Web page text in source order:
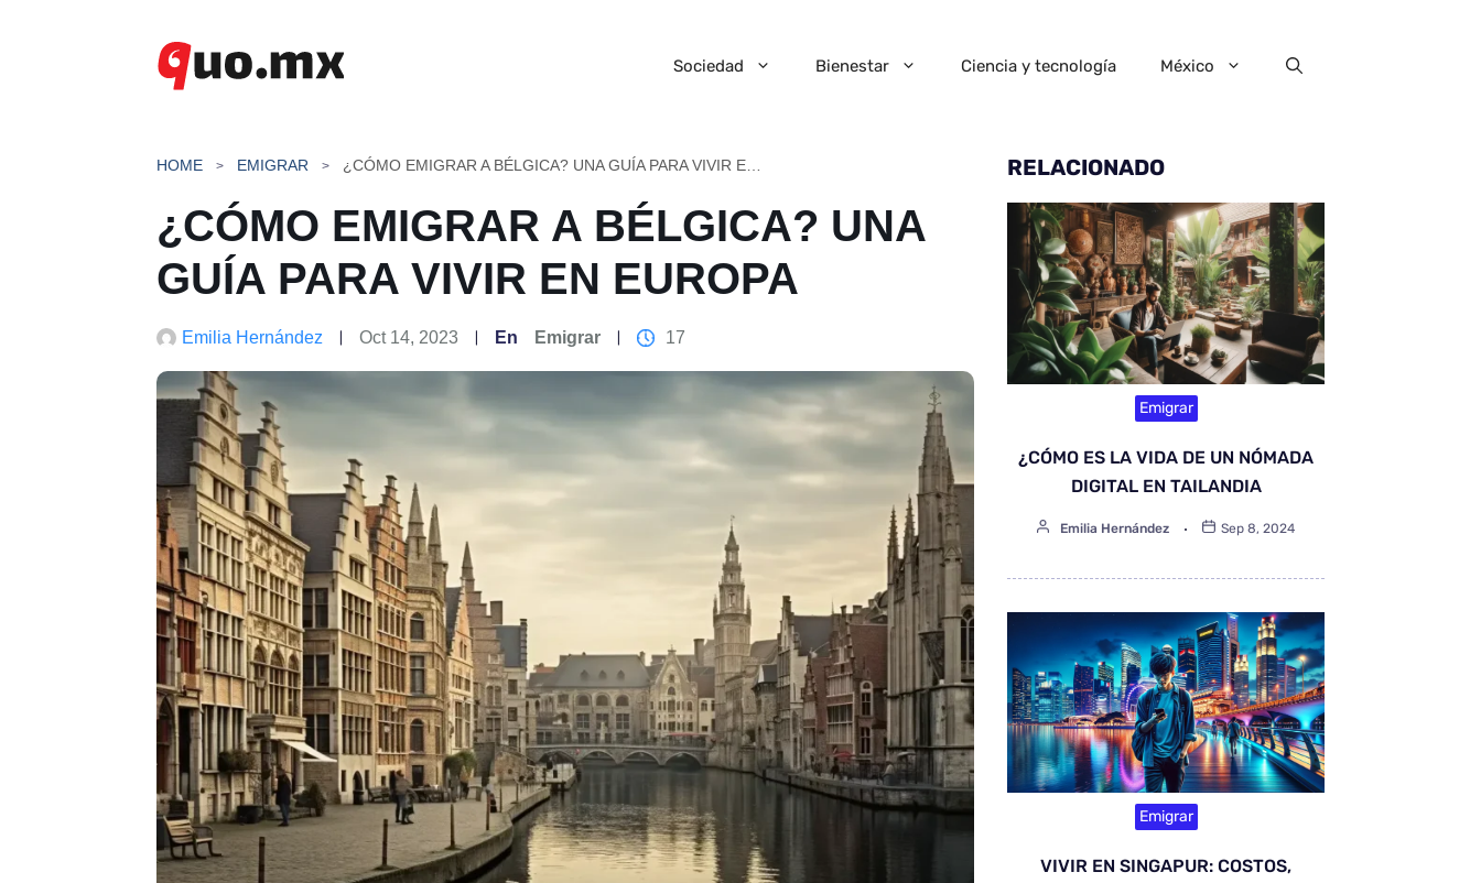
Sociedad Bienestar Ciencia y tecnología México
HOME EMIGRAR
¿CÓMO EMIGRAR A BÉLGICA? UNA
GUÍA PARA VIVIR EN EUROPA
Emilia Hernández Oct 14, 2023 En Emigrar 17
RELACIONADO
Emigrar
¿CÓMO ES LA VIDA DE UN NÓMADA
DIGITAL EN TAILANDIA
Emilia Hernández Sep 8, 2024
Emigrar
VIVIR EN SINGAPUR: COSTOS,